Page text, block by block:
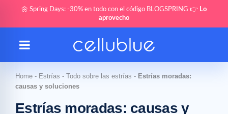
🌼 Spring Days: -30% en todo con el código BLOGSPRING 👉 Lo
aprovecho
Home - Estrías - Todo sobre las estrías - Estrías moradas:
causas y soluciones
Estrías moradas: causas y